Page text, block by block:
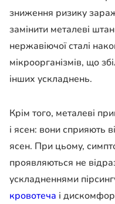
зниження ризику
замінити металеві
нержавіючої сталі
мікроорганізмів, що
інших ускладнень.
Крім того, металеві
і ясен: вони сприяють
ясен. При цьому,
проявляються не
ускладненнями
кровотеча і